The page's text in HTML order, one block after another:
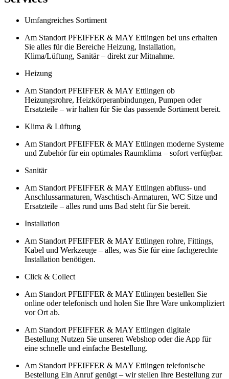
Umfangreiches Sortiment
Am Standort PFEIFFER & MAY Ettlingen bei uns erhalten
Sie alles für die Bereiche Heizung, Installation,
Klima/Lüftung, Sanitär – direkt zur Mitnahme.
Heizung
Am Standort PFEIFFER & MAY Ettlingen ob
Heizungsrohre, Heizkörperanbindungen, Pumpen oder
Ersatzteile – wir halten für Sie das passende Sortiment bereit.
Klima & Lüftung
Am Standort PFEIFFER & MAY Ettlingen moderne Systeme
und Zubehör für ein optimales Raumklima – sofort verfügbar.
Sanitär
Am Standort PFEIFFER & MAY Ettlingen abfluss- und
Anschlussarmaturen, Waschtisch-Armaturen, WC Sitze und
Ersatzteile – alles rund ums Bad steht für Sie bereit.
Installation
Am Standort PFEIFFER & MAY Ettlingen rohre, Fittings,
Kabel und Werkzeuge – alles, was Sie für eine fachgerechte
Installation benötigen.
Click & Collect
Am Standort PFEIFFER & MAY Ettlingen bestellen Sie
online oder telefonisch und holen Sie Ihre Ware unkompliziert
vor Ort ab.
Am Standort PFEIFFER & MAY Ettlingen digitale
Bestellung Nutzen Sie unseren Webshop oder die App für
eine schnelle und einfache Bestellung.
Am Standort PFEIFFER & MAY Ettlingen telefonische
Bestellung Ein Anruf genügt – wir stellen Ihre Bestellung zur